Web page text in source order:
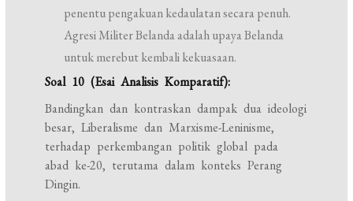
penentu pengakuan kedaulatan secara penuh.
Agresi Militer Belanda adalah upaya Belanda
untuk merebut kembali kekuasaan.
Soal 10 (Esai Analisis Komparatif):
Bandingkan dan kontraskan dampak dua ideologi
besar, Liberalisme dan Marxisme-Leninisme,
terhadap perkembangan politik global pada
abad ke-20, terutama dalam konteks Perang
Dingin.